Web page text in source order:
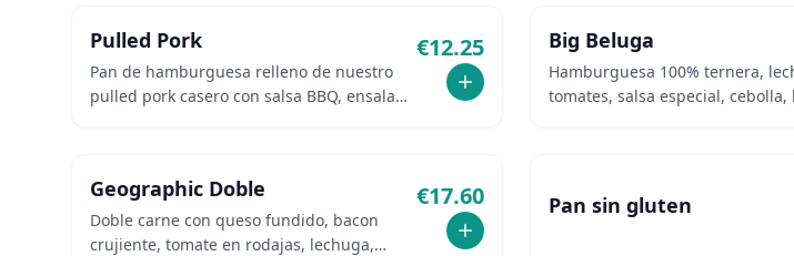
Pulled Pork
Pan de hamburguesa relleno de nuestro
pulled pork casero con salsa BBQ, ensalada
€12.25 Big Beluga
Hamburguesa 100% ternera,
tomates, salsa especial, cebolla,
Geographic Doble
Doble carne con queso fundido, bacon
crujiente, tomate en rodajas, lechuga,
€17.60 Pan sin gluten